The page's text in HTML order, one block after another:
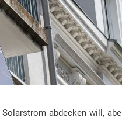
abdecken will,